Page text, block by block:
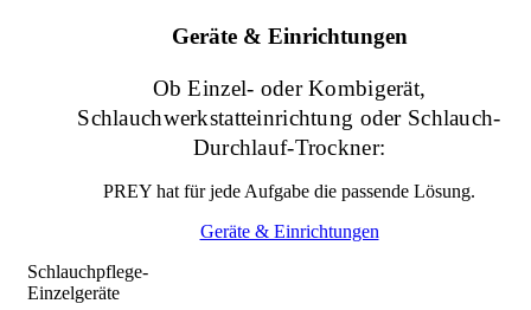
Geräte & Einrichtungen
Ob Einzel- oder Kombigerät,
Schlauchwerkstatteinrichtung oder Schlauch-
Durchlauf-Trockner:
PREY hat für jede Aufgabe die passende Lösung.
Geräte & Einrichtungen
Schlauchpflege-
Einzelgeräte